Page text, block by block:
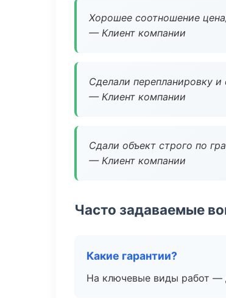
Хорошее соотношение
— Клиент компании
Сделали перепланировку и
— Клиент компании
Сдали объект строго по
— Клиент компании
Часто задаваемые
Какие гарантии?
На ключевые виды работ —